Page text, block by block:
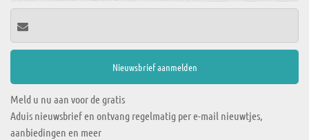
Meld u nu aan voor de gratis
Aduis nieuwsbrief en ontvang regelmatig per e-mail nieuwtjes,
aanbiedingen en meer